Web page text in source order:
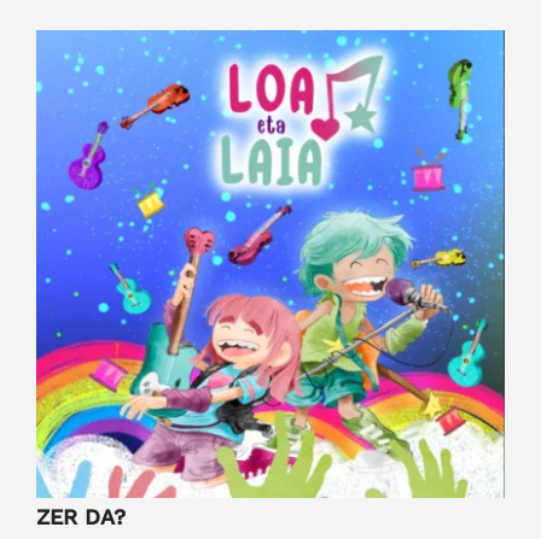
View
Larger
Image
ZER DA?